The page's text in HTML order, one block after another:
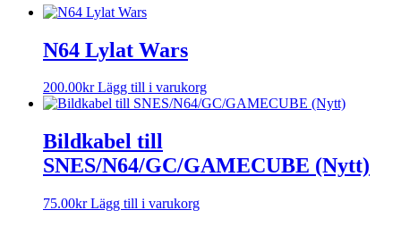
N64 Lylat Wars
200.00kr Lägg till i varukorg
Bildkabel till
SNES/N64/GC/GAMECUBE (Nytt)
75.00kr Lägg till i varukorg